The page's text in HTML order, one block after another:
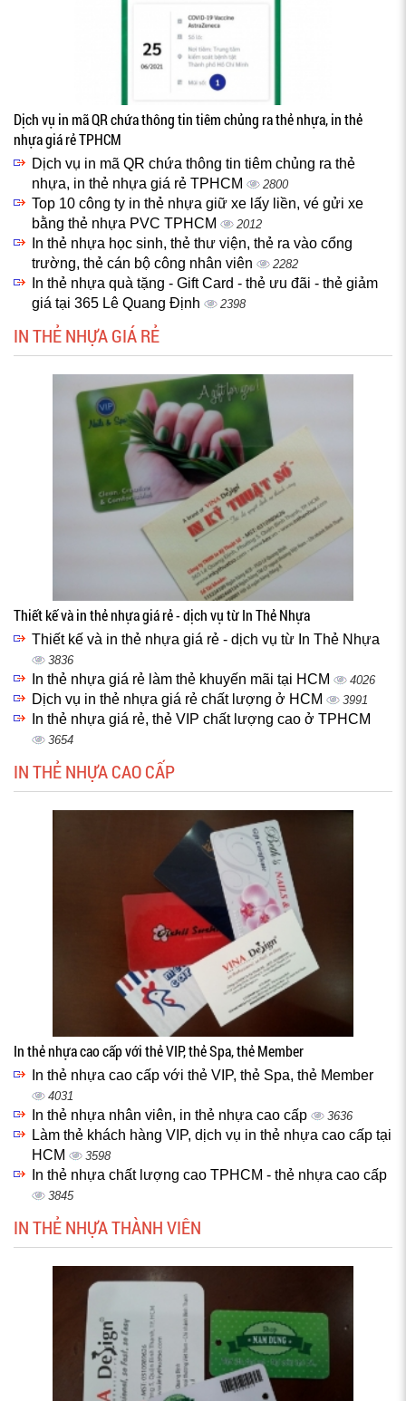
Dịch vụ in mã QR chứa thông tin tiêm chủng ra thẻ nhựa, in thẻ
nhựa giá rẻ TPHCM
Dịch vụ in mã QR chứa thông tin tiêm chủng ra thẻ
nhựa, in thẻ nhựa giá rẻ TPHCM
2800
Top 10 công ty in thẻ nhựa giữ xe lấy liền, vé gửi xe
bằng thẻ nhựa PVC TPHCM
2012
In thẻ nhựa học sinh, thẻ thư viện, thẻ ra vào cổng
trường, thẻ cán bộ công nhân viên
2282
In thẻ nhựa quà tặng - Gift Card - thẻ ưu đãi - thẻ giảm
giá tại 365 Lê Quang Định
2398
IN THẺ NHỰA GIÁ RẺ
Thiết kế và in thẻ nhựa giá rẻ - dịch vụ từ In Thẻ Nhựa
Thiết kế và in thẻ nhựa giá rẻ - dịch vụ từ In Thẻ Nhựa
3836
In thẻ nhựa giá rẻ làm thẻ khuyến mãi tại HCM 4026
Dịch vụ in thẻ nhựa giá rẻ chất lượng ở HCM 3991
In thẻ nhựa giá rẻ, thẻ VIP chất lượng cao ở TPHCM
3654
IN THẺ NHỰA CAO CẤP
In thẻ nhựa cao cấp với thẻ VIP, thẻ Spa, thẻ Member
In thẻ nhựa cao cấp với thẻ VIP, thẻ Spa, thẻ Member
4031
In thẻ nhựa nhân viên, in thẻ nhựa cao cấp 3636
Làm thẻ khách hàng VIP, dịch vụ in thẻ nhựa cao cấp tại
HCM
3598
In thẻ nhựa chất lượng cao TPHCM - thẻ nhựa cao cấp
3845
IN THẺ NHỰA THÀNH VIÊN